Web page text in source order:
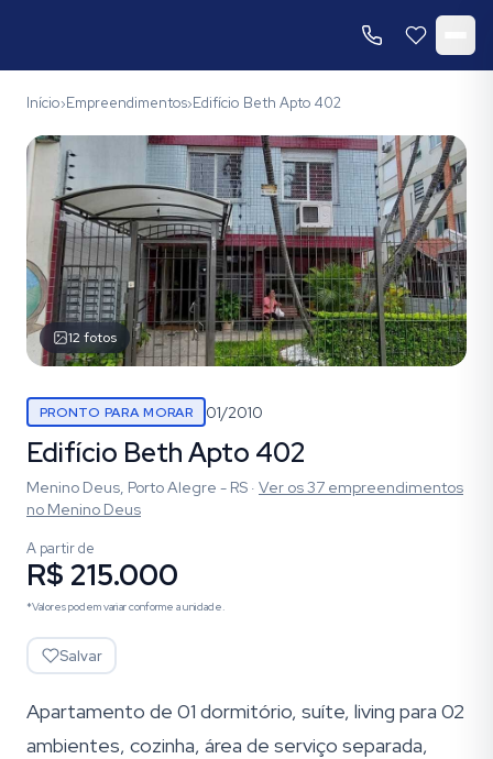
Início›Empreendimentos›Edifício Beth Apto 402
12 fotos
PRONTO PARA MORAR 01/2010
Edifício Beth Apto 402
Menino Deus, Porto Alegre - RS · Ver os37 empreendimentos
no Menino Deus
A partir de
R$ 215.000
*Valores podem variar conforme a unidade.
Salvar
Apartamento de 01 dormitório, suíte, living para 02
ambientes, cozinha, área de serviço separada,